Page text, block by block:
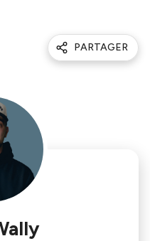
PARTAGER